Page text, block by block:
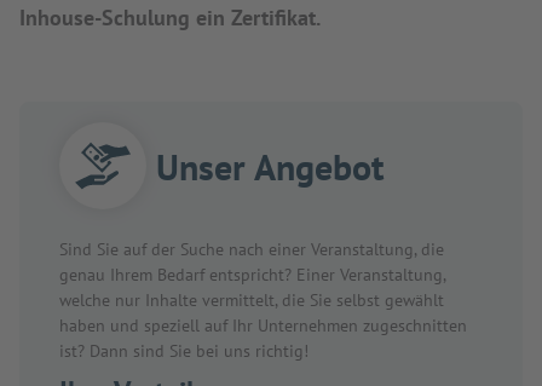
Inhouse-Schulung ein Zertifikat.
Unser Angebot
Sind Sie auf der Suche nach einer Veranstaltung, die
genau Ihrem Bedarf entspricht? Einer Veranstaltung,
welche nur Inhalte vermittelt, die Sie selbst gewählt
haben und speziell auf Ihr Unternehmen zugeschnitten
ist? Dann sind Sie bei uns richtig!